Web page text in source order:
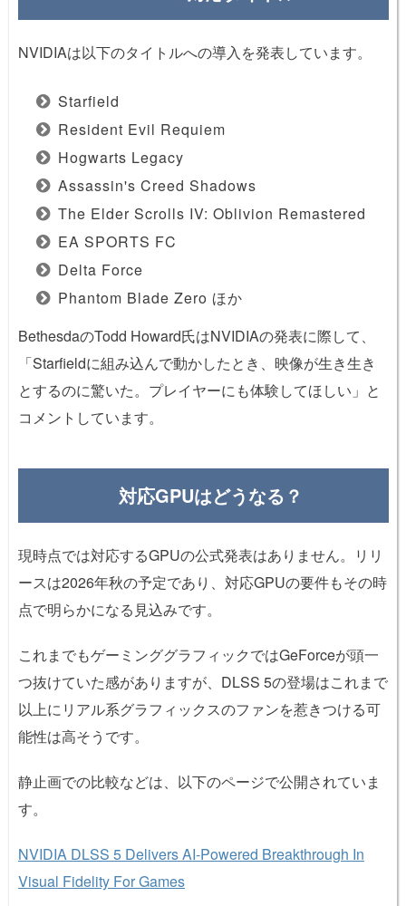
NVIDIAは以下のタイトルへの導入を発表しています。
Starfield
Resident Evil Requiem
Hogwarts Legacy
Assassin's Creed Shadows
The Elder Scrolls IV: Oblivion Remastered
EA SPORTS FC
Delta Force
Phantom Blade Zero ほか
BethesdaのTodd Howard氏はNVIDIAの発表に際して、
「Starfieldに組み込んで動かしたとき、映像が生き生き
とするのに驚いた。プレイヤーにも体験してほしい」と
コメントしています。
対応GPUはどうなる？
現時点では対応するGPUの公式発表はありません。リリ
ースは2026年秋の予定であり、対応GPUの要件もその時
点で明らかになる見込みです。
これまでもゲーミンググラフィックではGeForceが頭一
つ抜けていた感がありますが、DLSS 5の登場はこれまで
以上にリアル系グラフィックスのファンを惹きつける可
能性は高そうです。
静止画での比較などは、以下のページで公開されていま
す。
NVIDIA DLSS 5 Delivers AI-Powered Breakthrough In
Visual Fidelity For Games